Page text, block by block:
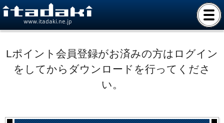
www.itadaki.ne.jp
Lポイント会員登録がお済みの方はログイン
をしてからダウンロードを行ってくださ
い。